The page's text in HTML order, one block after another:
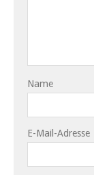
Name
E-Mail-Adresse